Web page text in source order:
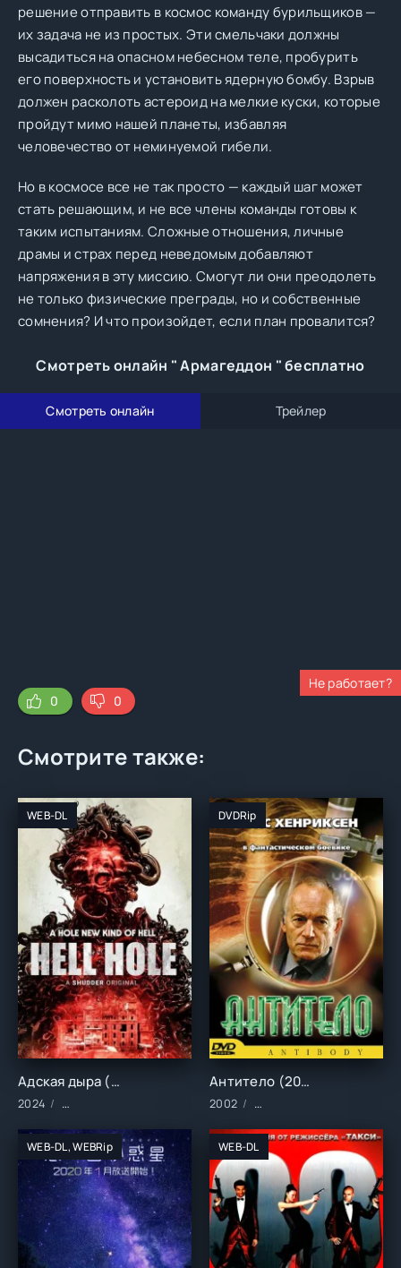
решение отправить в космос команду бурильщиков —
их задача не из простых. Эти смельчаки должны
высадиться на опасном небесном теле, пробурить
его поверхность и установить ядерную бомбу. Взрыв
должен расколоть астероид на мелкие куски, которые
пройдут мимо нашей планеты, избавляя
человечество от неминуемой гибели.
Но в космосе все не так просто — каждый шаг может
стать решающим, и не все члены команды готовы к
таким испытаниям. Сложные отношения, личные
драмы и страх перед неведомым добавляют
напряжения в эту миссию. Смогут ли они преодолеть
не только физические преграды, но и собственные
сомнения? И что произойдет, если план провалится?
Смотреть онлайн " Армагеддон " бесплатно
Смотреть онлайн Трейлер
Не работает?
0
0
Смотрите также:
WEB-DL
Адская дыра (2024)
2024 Фильмы/2024 год/Зарубежные/Ужасы
DVDRip
Антитело (2002)
2002 Фильмы/Зарубежные/
WEB-DL, WEBRip WEB-DL